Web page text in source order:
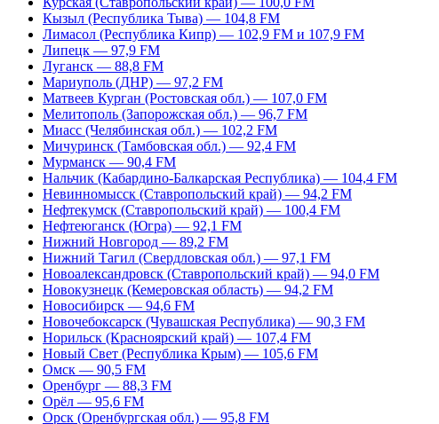
Кызыл (Республика Тыва) — 104,8 FM
Лимасол (Республика Кипр) — 102,9 FM и 107,9 FM
Липецк — 97,9 FM
Луганск — 88,8 FM
Мариуполь (ДНР) — 97,2 FM
Матвеев Курган (Ростовская обл.) — 107,0 FM
Мелитополь (Запорожская обл.) — 96,7 FM
Миасс (Челябинская обл.) — 102,2 FM
Мичуринск (Тамбовская обл.) — 92,4 FM
Мурманск — 90,4 FM
Нальчик (Кабардино-Балкарская Республика) — 104,4 FM
Невинномысск (Ставропольский край) — 94,2 FM
Нефтекумск (Ставропольский край) — 100,4 FM
Нефтеюганск (Югра) — 92,1 FM
Нижний Новгород — 89,2 FM
Нижний Тагил (Свердловская обл.) — 97,1 FM
Новоалександровск (Ставропольский край) — 94,0 FM
Новокузнецк (Кемеровская область) — 94,2 FM
Новосибирск — 94,6 FM
Новочебоксарск (Чувашская Республика) — 90,3 FM
Норильск (Красноярский край) — 107,4 FM
Новый Свет (Республика Крым) — 105,6 FM
Омск — 90,5 FM
Оренбург — 88,3 FM
Орёл — 95,6 FM
Орск (Оренбургская обл.) — 95,8 FM